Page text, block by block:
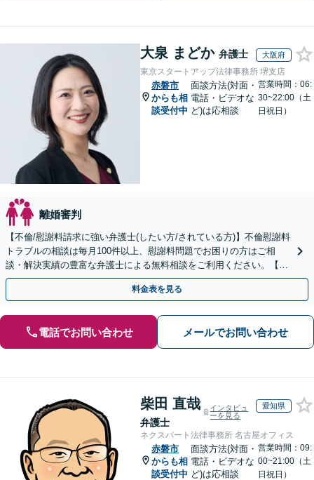
大泉 まどか 弁護士 大阪府
東京スタートアップ法律事務所 堺支店
赤磐市
からも相
談受付中
面談方法(対面・
電話・ビデオな
ど)は応相談
営業時間：06:
30~22:00（土
日祝日）
離婚審判
【不倫/慰謝料請求に強い弁護士(したい方/されている方)】不倫慰謝料
トラブルの相談は毎月100件以上、慰謝料問題でお困りの方はご相
談・解決実績の豊富な弁護士による無料相談をご利用ください。【不
倫相談は初回0円】【全国対応】
料金表を見る
電話でお問い合わせ メールでお問い合わせ
柴田 直哉
弁護士
インタビュ
ーを見る
愛知県
ネクスパート法律事務所 名古屋オフィス
赤磐市
からも相
談受付中
面談方法(対面・
電話・ビデオな
ど)は応相談
営業時間：09:
00~21:00（土
日祝日）